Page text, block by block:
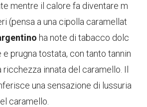
mentre il calore fa diventare m
(pensa a una cipolla caramellat
ha note di tabacco dolc
e prugna tostata, con tanto tannin
ricchezza innata del caramello. Il
una sensazione di lussuria
caramello.